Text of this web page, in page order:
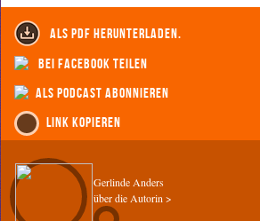
als PDF herunterladen.
bei Facebook teilen
als Podcast abonnieren
Link kopieren
Gerlinde Anders
über die Autorin >